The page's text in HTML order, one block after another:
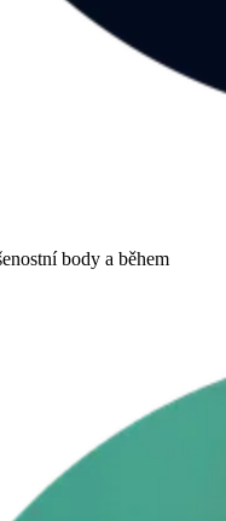
body a během